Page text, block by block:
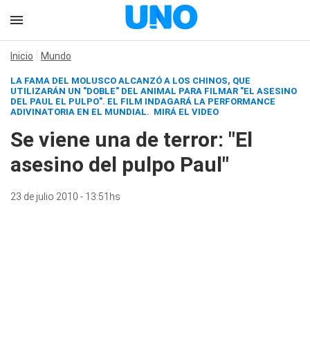
Inicio Mundo
LA FAMA DEL MOLUSCO ALCANZÓ A LOS CHINOS, QUE
UTILIZARÁN UN "DOBLE" DEL ANIMAL PARA FILMAR "EL ASESINO
DEL PAUL EL PULPO". EL FILM INDAGARÁ LA PERFORMANCE
ADIVINATORIA EN EL MUNDIAL. MIRÁ EL VIDEO
Se viene una de terror: "El
asesino del pulpo Paul"
23 de julio 2010 - 13:51hs